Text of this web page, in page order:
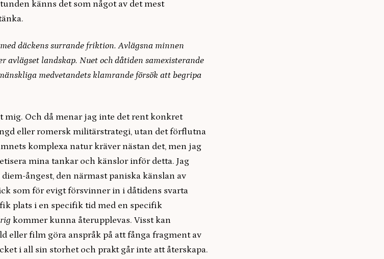
känns det som något av det mest
däckens surrande friktion. Avlägsna minnen
avlägset landskap. Nuet och dåtiden samexisterande
medvetandets klamrande försök att begripa
Och då menar jag inte det rent konkret
eller romersk militärstrategi, utan det förflutna
komplexa natur kräver nästan det, men jag
mina tankar och känslor inför detta. Jag
ångest, den närmast paniska känslan av
som för evigt försvinner in i dåtidens svarta
plats i en specifik tid med en specifik
kommer kunna återupplevas. Visst kan
eller film göra anspråk på att fånga fragment av
i all sin storhet och prakt går inte att återskapa.